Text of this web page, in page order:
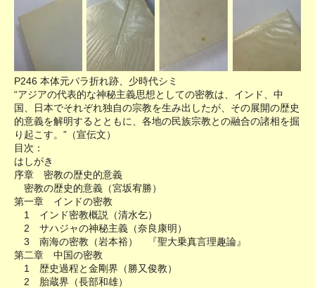
P246 本体元パラ折れ跡、少時代シミ
“アジアの代表的な神秘主義思想としての密教は、インド、中
国、日本でそれぞれ独自の宗教を生み出したが、その展開の歴史
的意義を解明するとともに、各地の民族宗教との融合の諸相を掘
り起こす。”（宣伝文）
目次：
はしがき
序章 密教の歴史的意義
密教の歴史的意義（宮坂宥勝）
第一章 インドの密教
1 インド密教概説（清水乞）
2 サハジャの神秘主義（奈良康明）
3 南海の密教（岩本裕） 『聖大乗真言理趣論』
第二章 中国の密教
1 歴史過程と金剛界（勝又俊教）
2 胎蔵界（長部和雄）